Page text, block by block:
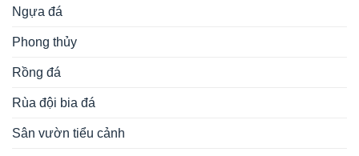
Ngựa đá
Phong thủy
Rồng đá
Rùa đội bia đá
Sân vườn tiểu cảnh